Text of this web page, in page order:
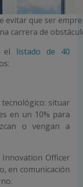
evitar que ser
carrera de
el listado de 40
tecnológico: situar
en un 10% para
o vengan a
Innovation Officer
en comunicación